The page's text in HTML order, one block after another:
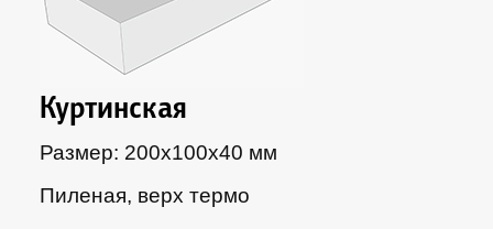
Куртинская
Размер: 200х100х40 мм
Пиленая, верх термо